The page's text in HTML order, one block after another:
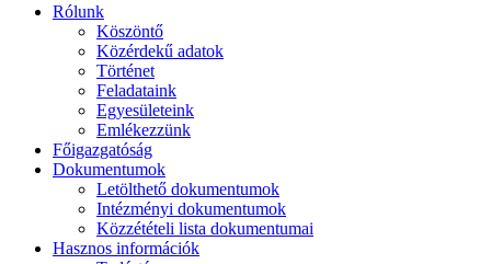
Rólunk
Köszöntő
Közérdekű adatok
Történet
Feladataink
Egyesületeink
Emlékezzünk
Főigazgatóság
Dokumentumok
Letölthető dokumentumok
Intézményi dokumentumok
Közzétételi lista dokumentumai
Hasznos információk